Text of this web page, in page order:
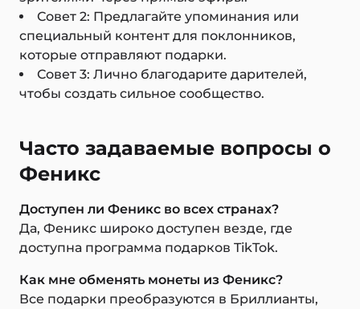
Совет 2: Предлагайте упоминания или
специальный контент для поклонников,
которые отправляют подарки.
Совет 3: Лично благодарите дарителей,
чтобы создать сильное сообщество.
Часто задаваемые вопросы о
Феникс
Доступен ли Феникс во всех странах?
Да, Феникс широко доступен везде, где
доступна программа подарков TikTok.
Как мне обменять монеты из Феникс?
Все подарки преобразуются в Бриллианты,